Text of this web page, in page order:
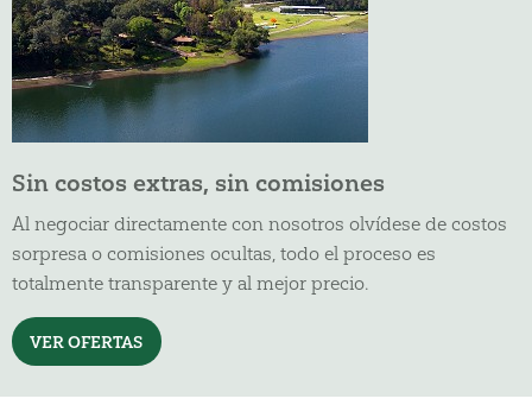
Sin costos extras, sin comisiones
Al negociar directamente con nosotros olvídese de costos
sorpresa o comisiones ocultas, todo el proceso es
totalmente transparente y al mejor precio.
VER OFERTAS